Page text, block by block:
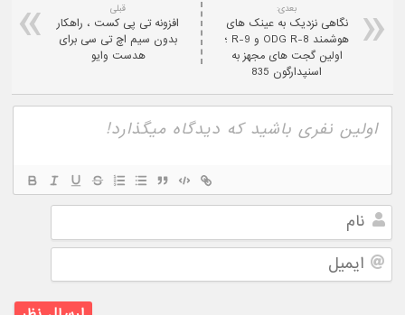
قبلی
افزونه تی پی کست ، راهکار
بدون سیم اچ تی سی برای
هدست وایو
بعدی:
نگاهی نزدیک به عینک های
هوشمند ODG R-8 و R-9 ؛
اولین گجت های مجهز به
اسنپدارگون 835
نام
ایمیل